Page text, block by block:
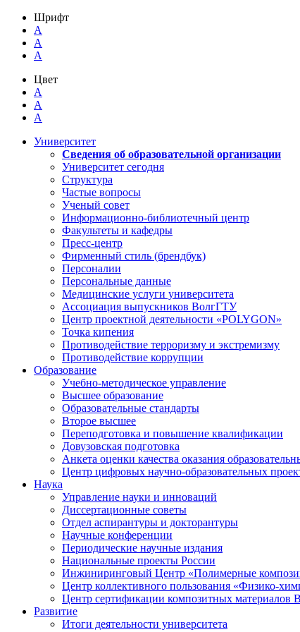
Шрифт
A
A
A
Цвет
A
A
A
Университет
Сведения об образовательной организации
Университет сегодня
Структура
Частые вопросы
Ученый совет
Информационно-библиотечный центр
Факультеты и кафедры
Пресс-центр
Фирменный стиль (брендбук)
Персоналии
Персональные данные
Медицинские услуги университета
Ассоциация выпускников ВолгГТУ
Центр проектной деятельности «POLYGON»
Точка кипения
Противодействие терроризму и экстремизму
Противодействие коррупции
Образование
Учебно-методическое управление
Высшее образование
Образовательные стандарты
Второе высшее
Переподготовка и повышение квалификации
Довузовская подготовка
Анкета оценки качества оказания
Центр цифровых научно-образовательных
Наука
Управление науки и инноваций
Диссертационные советы
Отдел аспирантуры и докторантуры
Научные конференции
Периодические научные издания
Национальные проекты России
Инжиниринговый Центр «Полимерные
Центр коллективного пользования «Физико-
Центр сертификации композитных материалов
Развитие
Итоги деятельности университета